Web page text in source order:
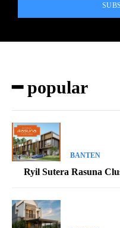
━ popular
BANTEN
Ryil Sutera Rasuna